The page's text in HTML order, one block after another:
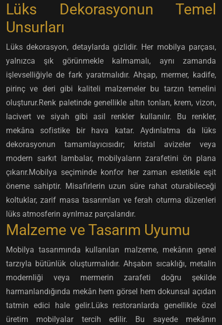
Lüks Dekorasyonun Temel
Unsurları
Lüks dekorasyon, detaylarda gizlidir. Her mobilya parçası,
yalnızca şık görünmekle kalmamalı, aynı zamanda
işlevselliğiyle de fark yaratmalıdır. Ahşap, mermer, kadife,
pirinç ve deri gibi kaliteli malzemeler bu tarzın temelini
oluşturur.Renk paletinde genellikle altın tonları, krem, vizon,
lacivert ve siyah gibi asil renkler kullanılır. Bu renkler,
mekâna sofistike bir hava katar. Aydınlatma da lüks
dekorasyonun tamamlayıcısıdır; kristal avizeler veya
modern sarkıt lambalar, mobilyaların zarafetini ön plana
çıkarır.Mobilya seçiminde konfor her zaman estetikle eşit
öneme sahiptir. Misafirlerin uzun süre rahat oturabileceği
koltuklar, zarif masa tasarımları ve ferah oturma düzenleri
lüks atmosferin ayrılmaz parçalarıdır.
Malzeme ve Tasarım Uyumu
Mobilya tasarımında kullanılan malzeme, mekânın genel
tarzıyla bütünlük oluşturmalıdır. Ahşabın sıcaklığı, metalin
modernliği veya mermerin zarafeti doğru şekilde
harmanlandığında mekân hem görsel hem dokunsal açıdan
tatmin edici hale gelir.Lüks restoranlarda genellikle özel
üretim mobilyalar tercih edilir. Bu sayede mekânın